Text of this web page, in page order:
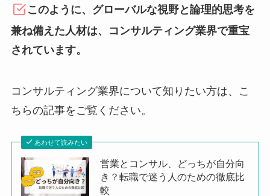
このように、グローバルな視野と論理的思考を
兼ね備えた人材は、コンサルティング業界で重宝
されています。
コンサルティング業界について知りたい方は、こ
ちらの記事をご覧ください。
あわせて読みたい
営業とコンサル、どっちが自分向
き？転職で迷う人のための徹底比
較